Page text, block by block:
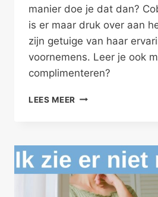
manier doe je dat dan?
is er maar druk over aan
zijn getuige van haar
voornemens. Leer je ook
complimenteren?
LEES MEER GEEF
RELATIES